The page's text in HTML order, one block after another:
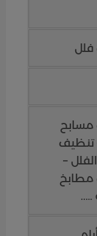
تنظيف
–
…..